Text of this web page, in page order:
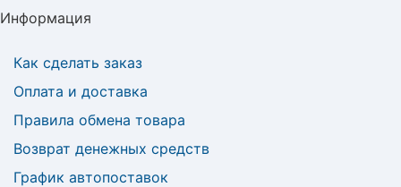
Информация
Как сделать заказ
Оплата и доставка
Правила обмена товара
Возврат денежных средств
График автопоставок